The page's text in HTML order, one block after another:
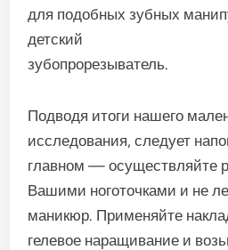
для подобных зубных
детский
зубопрорезыватель.
Подводя итоги нашего
исследования, следует
главном — осуществляйте
Вашими ноготочками и не
маникюр. Применяйте
гелевое наращивание и